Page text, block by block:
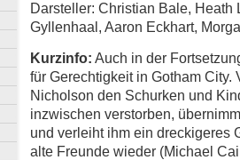
Darsteller: Christian Bale, Heath
Gyllenhaal, Aaron Eckhart,
Kurzinfo: Auch in der
für Gerechtigkeit in Gotham City.
Nicholson den Schurken und
inzwischen verstorben,
und verleiht ihm ein dreckigeres
alte Freunde wieder (Michael